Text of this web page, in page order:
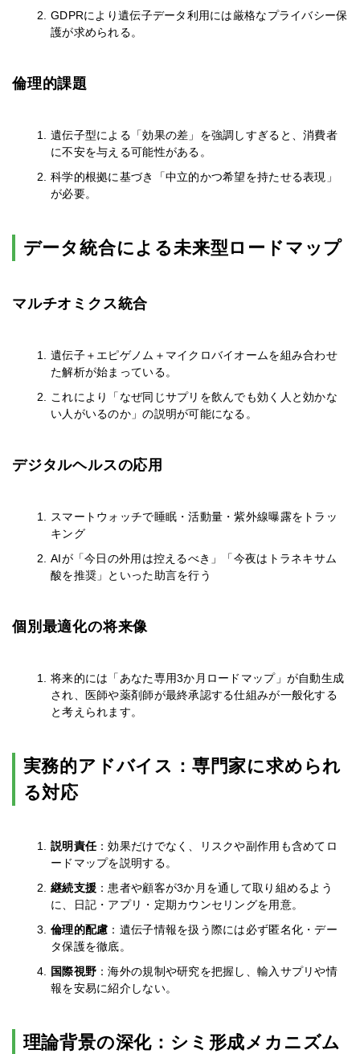
GDPRにより遺伝子データ利用には厳格なプライバシー保
護が求められる。
倫理的課題
遺伝子型による「効果の差」を強調しすぎると、消費者
に不安を与える可能性がある。
科学的根拠に基づき「中立的かつ希望を持たせる表現」
が必要。
データ統合による未来型ロードマップ
マルチオミクス統合
遺伝子＋エピゲノム＋マイクロバイオームを組み合わせ
た解析が始まっている。
これにより「なぜ同じサプリを飲んでも効く人と効かな
い人がいるのか」の説明が可能になる。
デジタルヘルスの応用
スマートウォッチで睡眠・活動量・紫外線曝露をトラッ
キング
AIが「今日の外用は控えるべき」「今夜はトラネキサム
酸を推奨」といった助言を行う
個別最適化の将来像
将来的には「あなた専用3か月ロードマップ」が自動生成
され、医師や薬剤師が最終承認する仕組みが一般化する
と考えられます。
実務的アドバイス：専門家に求められ
る対応
説明責任：効果だけでなく、リスクや副作用も含めてロ
ードマップを説明する。
継続支援 ：患者や顧客が3か月を通して取り組めるよう
に、日記・アプリ・定期カウンセリングを用意。
倫理的配慮 ：遺伝子情報を扱う際には必ず匿名化・デー
タ保護を徹底。
国際視野 ：海外の規制や研究を把握し、輸入サプリや情
報を安易に紹介しない。
理論背景の深化：シミ形成メカニズム